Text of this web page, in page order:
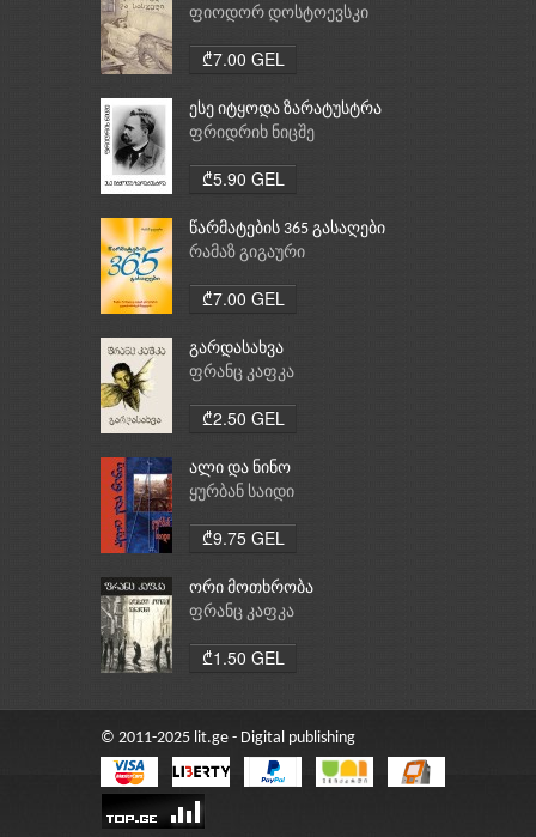
ფიოდორ დოსტოევსკი
₾7.00 GEL
ესე იტყოდა ზარატუსტრა
ფრიდრიხ ნიცშე
₾5.90 GEL
წარმატების 365 გასაღები
რამაზ გიგაური
₾7.00 GEL
გარდასახვა
ფრანც კაფკა
₾2.50 GEL
ალი და ნინო
ყურბან საიდი
₾9.75 GEL
ორი მოთხრობა
ფრანც კაფკა
₾1.50 GEL
© 2011-2025 lit.ge - Digital publishing